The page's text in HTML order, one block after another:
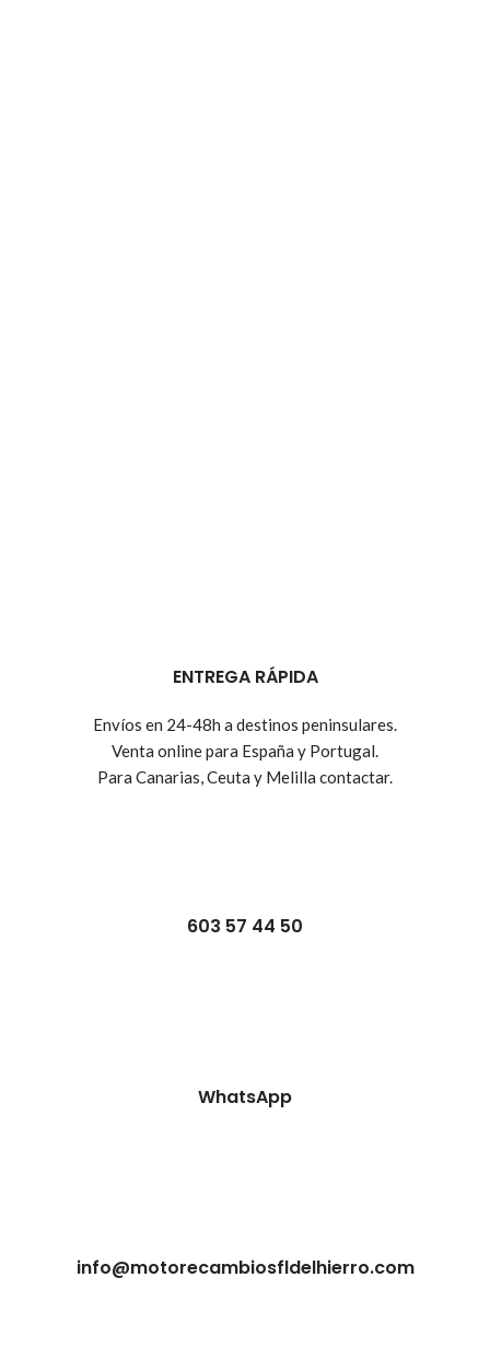
ENTREGA RÁPIDA
Envíos en 24-48h a destinos peninsulares.
Venta online para España y Portugal.
Para Canarias, Ceuta y Melilla contactar.
603 57 44 50
WhatsApp
info@motorecambiosfldelhierro.com